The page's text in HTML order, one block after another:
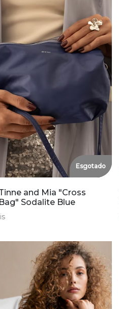
Esgotado
and Mia "Cross
Sodalite Blue